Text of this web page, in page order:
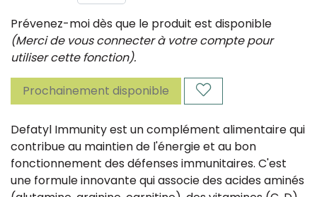
Prévenez-moi dès que le produit est disponible
(Merci de vous connecter à votre compte pour
utiliser cette fonction).
Prochainement disponible
Defatyl Immunity est un complément alimentaire qui
contribue au maintien de l'énergie et au bon
fonctionnement des défenses immunitaires. C'est
une formule innovante qui associe des acides aminés